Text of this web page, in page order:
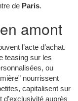
de Paris.
amont
l’acte d’achat.
teasing sur les
ou
nourrissent
capitalisent sur
auprès